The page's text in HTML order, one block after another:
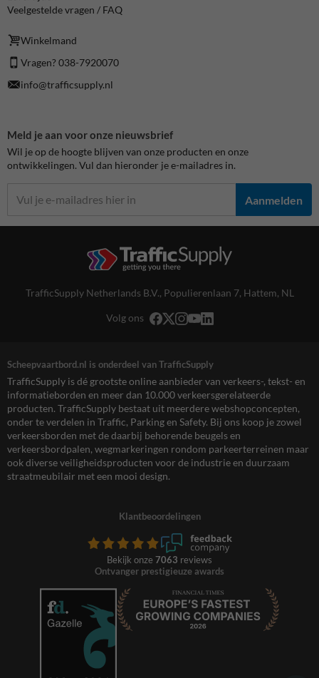
Veelgestelde vragen / FAQ
Winkelmand
Vragen? 038-7920070
info@trafficsupply.nl
Meld je aan voor onze nieuwsbrief
Wil je op de hoogte blijven van onze producten en onze
ontwikkelingen. Vul dan hieronder je e-mailadres in.
Aanmelden
TrafficSupply Netherlands B.V., Populierenlaan 7, Hattem, NL
Volg ons
Scheepvaartbord.nl is onderdeel van TrafficSupply
TrafficSupply is dé grootste online aanbieder van verkeers-, tekst- en
informatieborden en meer dan 10.000 verkeersgerelateerde
producten. TrafficSupply bestaat uit meerdere webshopconcepten,
onder te verdelen in Traffic, Parking en Safety. Bij ons koop je zowel
verkeersborden met de daarbij behorende beugels en
verkeersbordpalen, wegmarkeringen rondom parkeerterreinen maar
ook diverse veiligheidsproducten voor de industrie en duurzaam
straatmeubilair met een mooi design.
Klantbeoordelingen
Bekijk onze 7063 reviews
Ontvanger prestigieuze awards